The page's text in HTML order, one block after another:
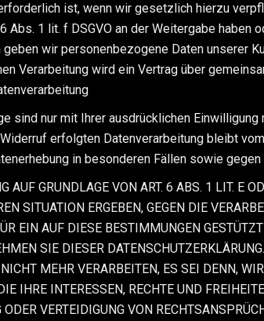
ist, wenn wir gesetzlich hierzu
Abs. 1 lit. f DSGVO an der Weitergabe
wir personenbezogene Daten unserer
Verarbeitung wird ein Vertrag über
sind nur mit Ihrer ausdrücklichen
erfolgten Datenverarbeitung bleibt
in besonderen Fällen sowie gegen
AUF GRUNDLAGE VON ART. 6 ABS. 1 LIT. E
SITUATION ERGEBEN, GEGEN DIE
EIN AUF DIESE BESTIMMUNGEN
SIE DIESER
MEHR VERARBEITEN, ES SEI DENN,
IHRE INTERESSEN, RECHTE UND
VERTEIDIGUNG VON